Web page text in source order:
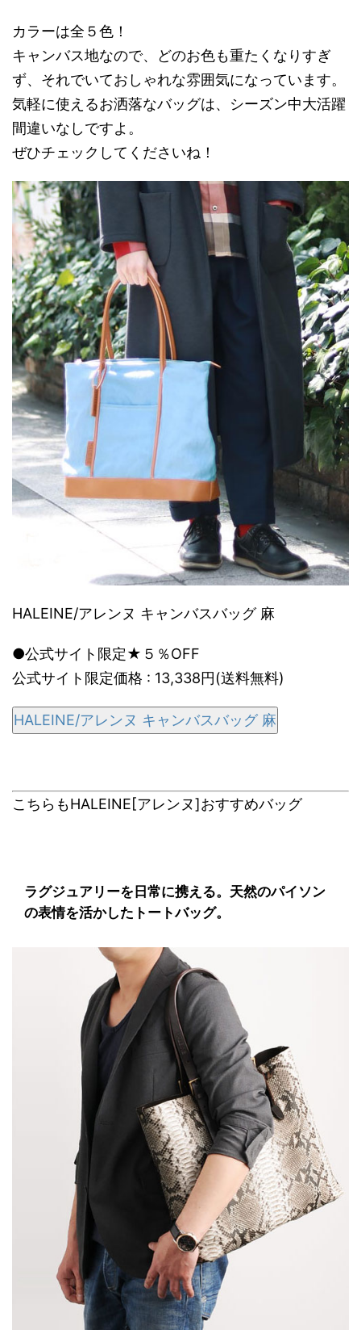
カラーは全５色！
キャンバス地なので、どのお色も重たくなりすぎ
ず、それでいておしゃれな雰囲気になっています。
気軽に使えるお洒落なバッグは、シーズン中大活躍
間違いなしですよ。
ぜひチェックしてくださいね！
HALEINE/アレンヌ キャンバスバッグ 麻
●公式サイト限定★５％OFF
公式サイト限定価格 : 13,338円(送料無料)
HALEINE/アレンヌ キャンバスバッグ 麻
こちらもHALEINE[アレンヌ]おすすめバッグ
ラグジュアリーを日常に携える。天然のパイソン
の表情を活かしたトートバッグ。